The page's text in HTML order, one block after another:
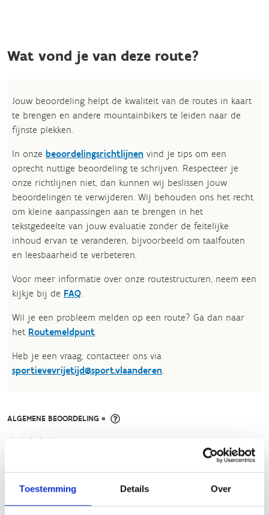
Toestemming Details Over
Wat vond je van deze route?
Jouw beoordeling helpt de kwaliteit van de routes in kaart
te brengen en andere mountainbikers te leiden naar de
fijnste plekken.
In onze beoordelingsrichtlijnen vind je tips om een
oprecht nuttige beoordeling te schrijven. Respecteer je
onze richtlijnen niet, dan kunnen wij beslissen jouw
beoordelingen te verwijderen. Wij behouden ons het recht
om kleine aanpassingen aan te brengen in het
tekstgedeelte van jouw evaluatie zonder de feitelijke
inhoud ervan te veranderen, bijvoorbeeld om taalfouten
en leesbaarheid te verbeteren.​
Voor meer informatie over onze routestructuren, neem een
kijkje bij de FAQ.
Wil je een probleem melden op een route? Ga dan naar
het Routemeldpunt.
Heb je een vraag, contacteer ons via
sportievevrijetijd@sport.vlaanderen.​
ALGEMENE BEOORDELING *
FYSIEKE INSPANNING